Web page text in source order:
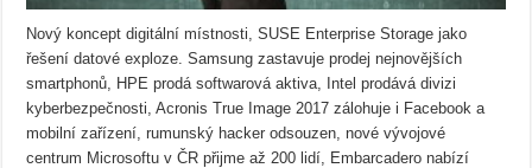
Nový koncept digitální místnosti, SUSE Enterprise Storage jako
řešení datové exploze. Samsung zastavuje prodej nejnovějších
smartphonů, HPE prodá softwarová aktiva, Intel prodává divizi
kyberbezpečnosti, Acronis True Image 2017 zálohuje i Facebook a
mobilní zařízení, rumunský hacker odsouzen, nové vývojové
centrum Microsoftu v ČR přijme až 200 lidí, Embarcadero nabízí